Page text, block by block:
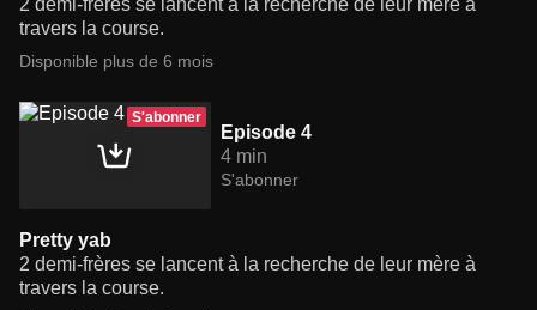
2 demi-frères se lancent à la recherche de leur mère à
travers la course.
Disponible plus de 6 mois
S'abonner
Episode 4
4 min
S'abonner
Pretty yab
2 demi-frères se lancent à la recherche de leur mère à
travers la course.